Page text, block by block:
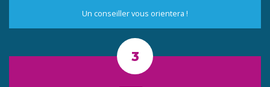
Un conseiller vous orientera !